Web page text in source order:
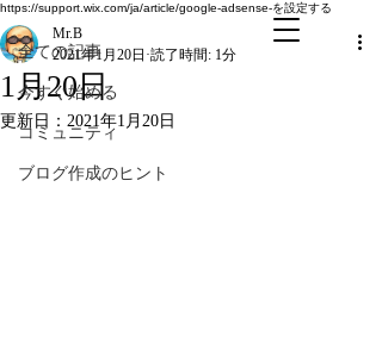
https://support.wix.com/ja/article/google-adsense-を設定する
全ての記事
今すぐ始める
コミュニティ
ブログ作成のヒント
1月20日
Mr.B
2021年1月20日 読了時間: 1分
更新日： 2021年1月20日